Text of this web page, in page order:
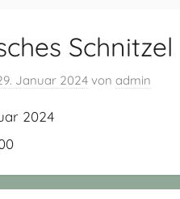
Schnitzel
Januar 2024 von admin
2024